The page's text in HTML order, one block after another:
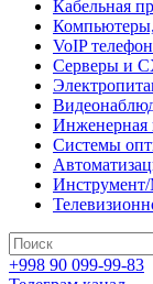
Кабельная
VoIP
Серверы и
Инженерная
Системы
+998 90 099-99-83